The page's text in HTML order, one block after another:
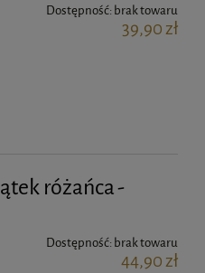
Dostępność: brak towaru
39,90 zł
różańca -
Dostępność: brak towaru
44,90 zł